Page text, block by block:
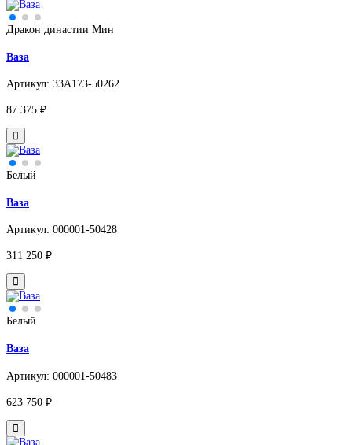
Дракон династии Мин
Ваза
Артикул: 33A173-50262
87 375 ₽
Белый
Ваза
Артикул: 000001-50428
311 250 ₽
Белый
Ваза
Артикул: 000001-50483
623 750 ₽